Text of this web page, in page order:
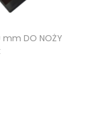
mm DO NOŻY